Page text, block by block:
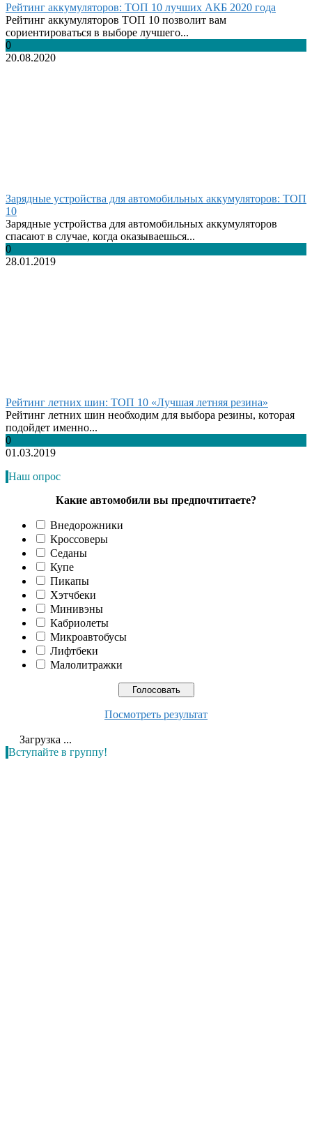
Рейтинг аккумуляторов: ТОП 10 лучших АКБ 2020 года
Рейтинг аккумуляторов ТОП 10 позволит вам
сориентироваться в выборе лучшего...
0
20.08.2020
Зарядные устройства для автомобильных аккумуляторов: ТОП
10
Зарядные устройства для автомобильных аккумуляторов
спасают в случае, когда оказываешься...
0
28.01.2019
Рейтинг летних шин: ТОП 10 «Лучшая летняя резина»
Рейтинг летних шин необходим для выбора резины, которая
подойдет именно...
0
01.03.2019
Наш опрос
Какие автомобили вы предпочтитаете?
Внедорожники
Кроссоверы
Седаны
Купе
Пикапы
Хэтчбеки
Минивэны
Кабриолеты
Микроавтобусы
Лифтбеки
Малолитражки
Посмотреть результат
Загрузка ...
Вступайте в группу!